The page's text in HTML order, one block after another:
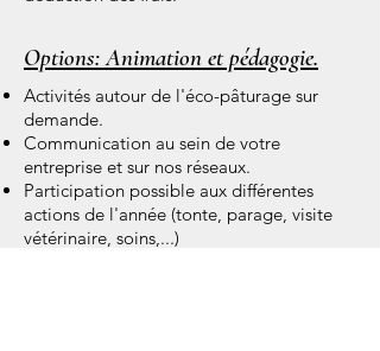
Options: Animation et pédagogie.
Activités autour de l'éco-pâturage sur
demande.
Communication au sein de votre
entreprise et sur nos réseaux.
Participation possible aux différentes
actions de l'année (tonte, parage, visite
vétérinaire, soins,...)